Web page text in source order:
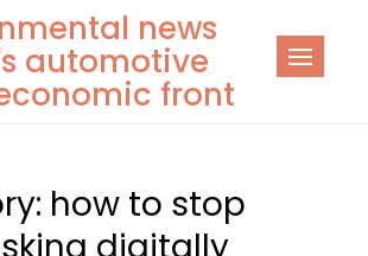
news
automotive
front
how to stop